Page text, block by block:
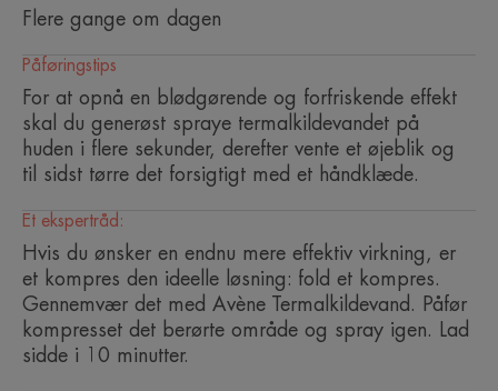
berolige sensitiv hud i mere end
Fordele
Med et enkelt trykk beroliger Avène
Termalkildevand sensitiv hud. Effektiviteten bevares
under hele brugen og hver dråbe beroliger, styrker,
genopbygger og rebalancerer huden. Avène
Termalkildevand er et unikt hudplejeprodukt.
Flere gange om dagen
Påføringstips
For at opnå en blødgørende og forfriskende effekt
skal du generøst spraye termalkildevandet på
huden i flere sekunder, derefter vente et øjeblik og
til sidst tørre det forsigtigt med et håndklæde.
Et ekspertråd:
Hvis du ønsker en endnu mere effektiv virkning, er
et kompres den ideelle løsning: fold et kompres.
Gennemvær det med Avène Termalkildevand. Påfør
kompresset det berørte område og spray igen. Lad
sidde i 10 minutter.